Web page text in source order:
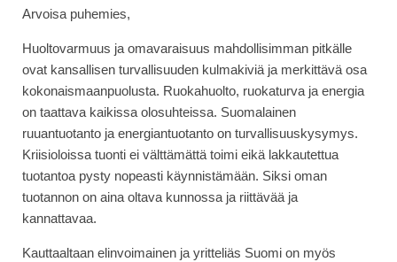
Arvoisa puhemies,
Huoltovarmuus ja omavaraisuus mahdollisimman pitkälle
ovat kansallisen turvallisuuden kulmakiviä ja merkittävä osa
kokonaismaanpuolusta. Ruokahuolto, ruokaturva ja energia
on taattava kaikissa olosuhteissa. Suomalainen
ruuantuotanto ja energiantuotanto on turvallisuuskysymys.
Kriisioloissa tuonti ei välttämättä toimi eikä lakkautettua
tuotantoa pysty nopeasti käynnistämään. Siksi oman
tuotannon on aina oltava kunnossa ja riittävää ja
kannattavaa.
Kauttaaltaan elinvoimainen ja yritteliäs Suomi on myös